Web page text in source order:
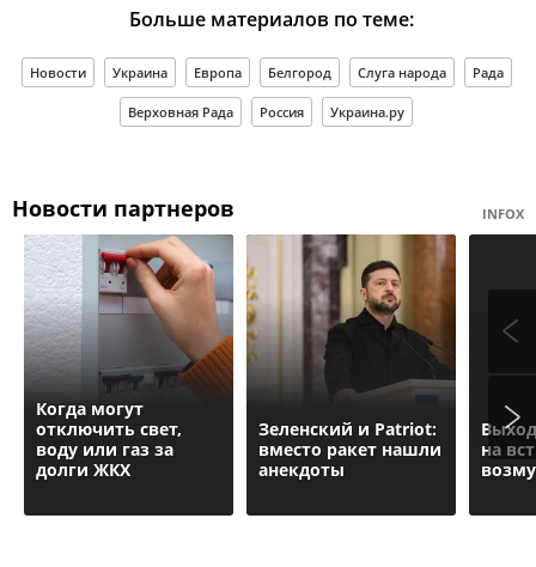
Больше материалов по теме:
Новости Украина Европа Белгород Слуга народа Рада
Верховная Рада Россия Украина.ру
Новости партнеров INFOX
Когда могут
отключить свет,
воду или газ за
долги ЖКХ
Зеленский и Patriot:
вместо ракет нашли
анекдоты
на